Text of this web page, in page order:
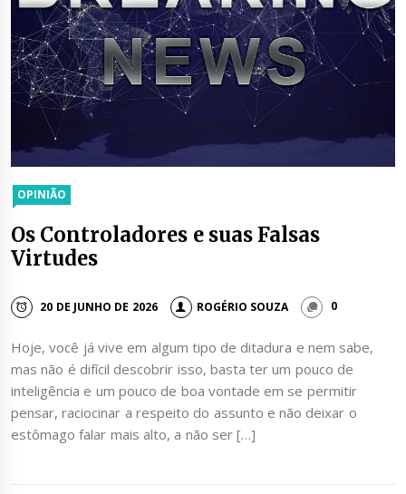
OPINIÃO
Os Controladores e suas Falsas
Virtudes
20 DE JUNHO DE 2026 ROGÉRIO SOUZA 0
Hoje, você já vive em algum tipo de ditadura e nem sabe,
mas não é difícil descobrir isso, basta ter um pouco de
inteligência e um pouco de boa vontade em se permitir
pensar, raciocinar a respeito do assunto e não deixar o
estômago falar mais alto, a não ser […]